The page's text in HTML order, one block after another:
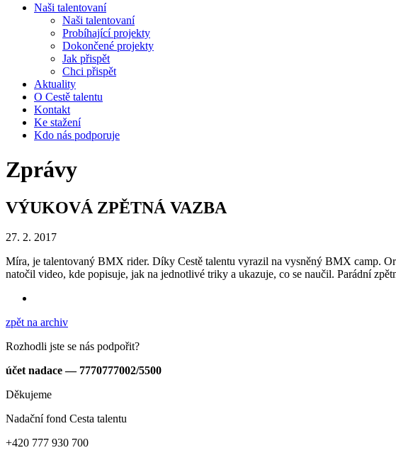
Naši talentovaní
Naši talentovaní
Probíhající projekty
Dokončené projekty
Jak přispět
Chci přispět
Aktuality
O Cestě talentu
Kontakt
Ke stažení
Kdo nás podporuje
Zprávy
VÝUKOVÁ ZPĚTNÁ VAZBA
27. 2. 2017
Míra, je talentovaný BMX rider. Díky Cestě talentu vyrazil na vysněný BMX camp.
natočil video, kde popisuje, jak na jednotlivé triky a ukazuje, co se naučil. Parádní
zpět na archiv
Rozhodli jste se nás podpořit?
účet nadace — 7770777002/5500
Děkujeme
Nadační fond Cesta talentu
+420 777 930 700